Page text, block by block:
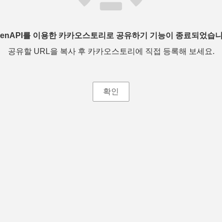
를 이용한 카카오스토리로 공유하기 기능이 종료되었습
공유할 URL을 복사 후 카카오스토리에 직접 등록해 보세요.
확인